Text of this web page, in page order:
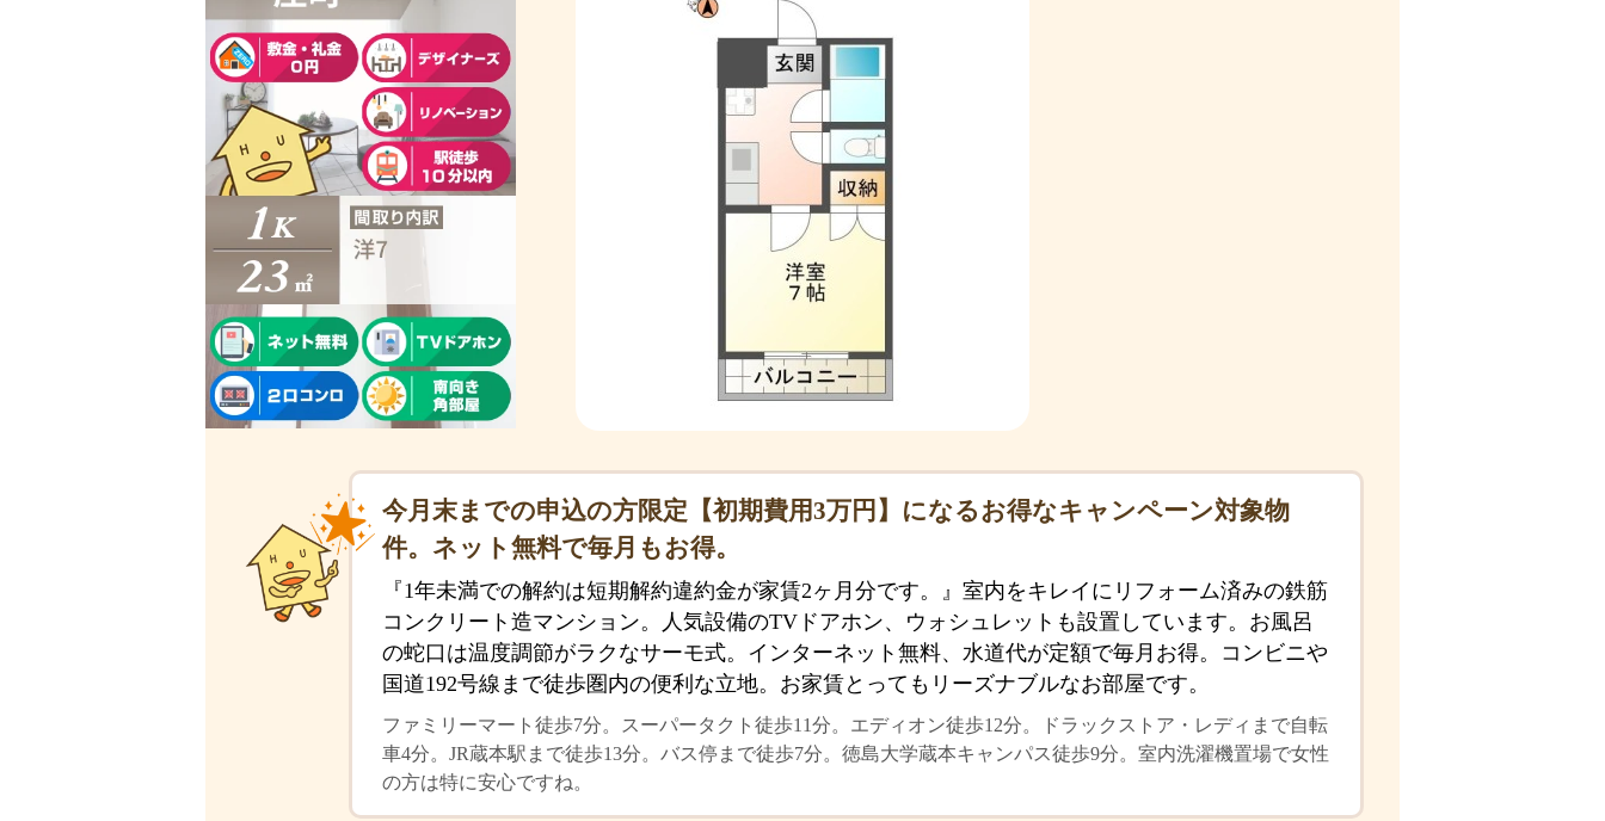
今月末までの申込の方限定【初期費用3万円】になるお得なキャンペーン対象物
件。ネット無料で毎月もお得。
『1年未満での解約は短期解約違約金が家賃2ヶ月分です。』室内をキレイにリフォーム済みの鉄筋
コンクリート造マンション。人気設備のTVドアホン、ウォシュレットも設置しています。お風呂
の蛇口は温度調節がラクなサーモ式。インターネット無料、水道代が定額で毎月お得。コンビニや
国道192号線まで徒歩圏内の便利な立地。お家賃とってもリーズナブルなお部屋です。
ファミリーマート徒歩7分。スーパータクト徒歩11分。エディオン徒歩12分。ドラックストア・レディまで自転
車4分。JR蔵本駅まで徒歩13分。バス停まで徒歩7分。徳島大学蔵本キャンパス徒歩9分。室内洗濯機置場で女性
の方は特に安心ですね。